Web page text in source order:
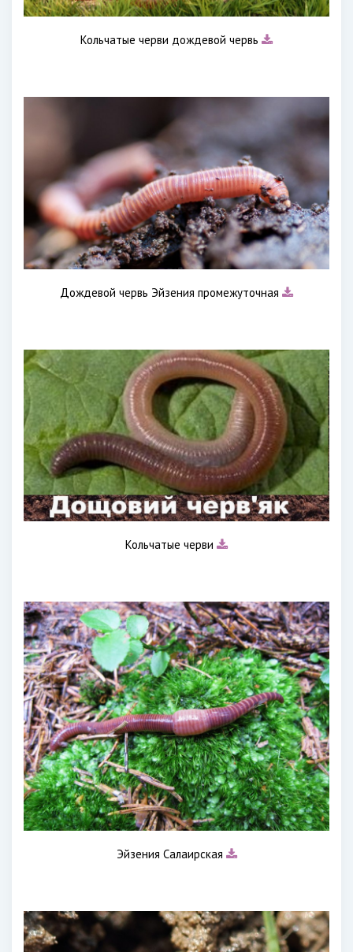
Кольчатые черви дождевой червь
Дождевой червь Эйзения промежуточная
Кольчатые черви
Эйзения Салаирская